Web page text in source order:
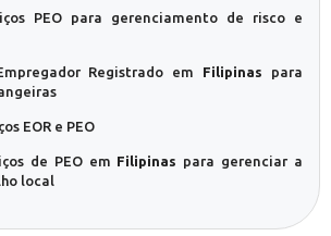
PEO para gerenciamento de risco e
Registrado em Filipinas para
EOR e PEO
de PEO em Filipinas para gerenciar a
local